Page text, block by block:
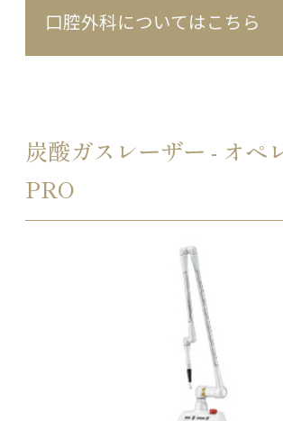
口腔外科についてはこちら
炭酸ガスレーザー - オペ
PRO